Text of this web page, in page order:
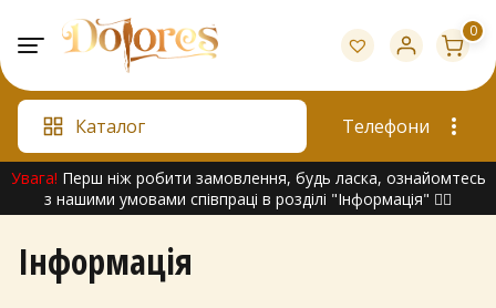
content
0
Каталог Телефони
Увага! Перш ніж робити замовлення, будь ласка, ознайомтесь
з нашими умовами співпраці в розділі "Інформація" 👇🏻
Інформація